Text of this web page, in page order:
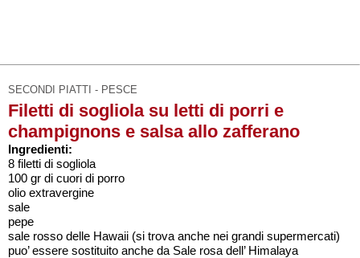
SECONDI PIATTI - PESCE
Filetti di sogliola su letti di porri e
champignons e salsa allo zafferano
Ingredienti:
8 filetti di sogliola
100 gr di cuori di porro
olio extravergine
sale
pepe
sale rosso delle Hawaii (si trova anche nei grandi supermercati)
puo’ essere sostituito anche da Sale rosa dell’ Himalaya